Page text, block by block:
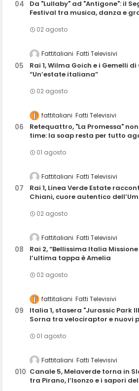
Da "Lullaby" ad "Antigone": il
Festival tra musica, danza e
02 agosto
Fattitaliani Fatti Televisivi
Rai 1, Wilma Goich e i Gemelli
“Un’estate italiana”
02 agosto
fattitaliani Fatti Televisivi
Retequattro, "La Promessa"
time: la soap resta per tutto
01 agosto
Fattitaliani Fatti Televisivi
Rai 1, Linea Verde Estate
Chiani, cuore autentico
02 agosto
Fattitaliani Fatti Televisivi
Rai 2, “Bellissima Italia Missione
l’ultima tappa è Amelia
02 agosto
fattitaliani Fatti Televisivi
Italia 1, stasera "Jurassic Park
Sorna tra velociraptor e nuovi
01 agosto
Fattitaliani Fatti Televisivi
Canale 5, Melaverde torna in
tra Pirano, l’Isonzo e i sapori